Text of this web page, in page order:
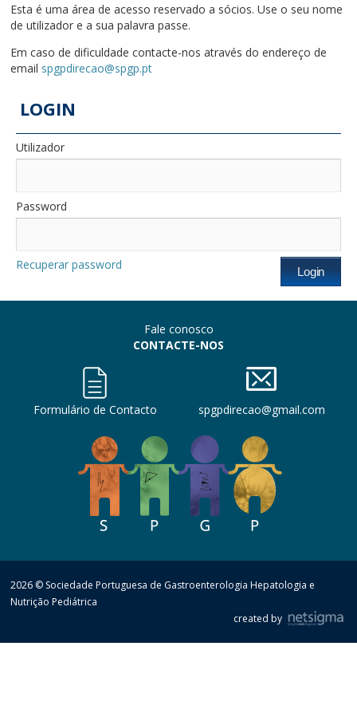
Esta é uma área de acesso reservado a sócios. Use o seu nome
de utilizador e a sua palavra passe.
Em caso de dificuldade contacte-nos através do endereço de
email spgpdirecao@spgp.pt
LOGIN
Utilizador
Password
Recuperar password
Fale conosco
CONTACTE-NOS
Formulário de Contacto spgpdirecao@gmail.com
2026 © Sociedade Portuguesa de Gastroenterologia Hepatologia e
Nutrição Pediátrica
created by